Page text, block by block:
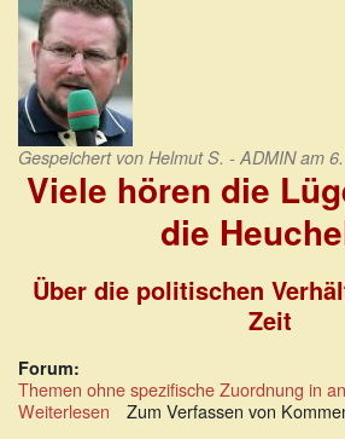
Gespeichert von Helmut S. - ADMINam 6.
Viele hören die
die
Über die politischen
Zeit
Forum:
Themen ohne spezifische Zuordnung in
Weiterlesen über
Zum Verfassen von